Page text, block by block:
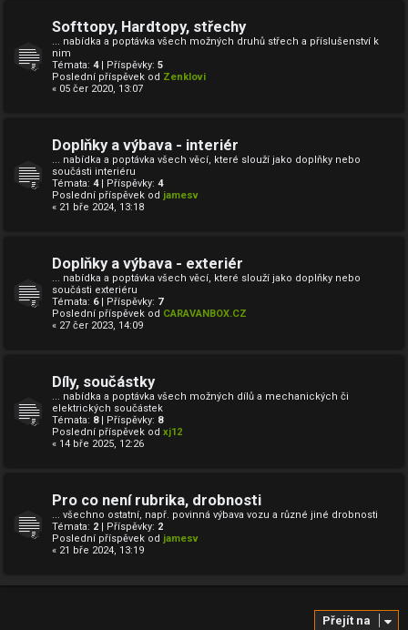
Softtopy, Hardtopy, střechy
... nabídka a poptávka všech možných druhů střech a příslušenství k
nim
Témata: 4| Příspěvky: 5
Poslední příspěvek od Zenklovi
« 05 čer 2020, 13:07
Doplňky a výbava - interiér
... nabídka a poptávka všech věcí, které slouží jako doplňky nebo
součásti interiéru
Témata: 4| Příspěvky: 4
Poslední příspěvek od jamesv
« 21 bře 2024, 13:18
Doplňky a výbava - exteriér
... nabídka a poptávka všech věcí, které slouží jako doplňky nebo
součásti exteriéru
Témata: 6| Příspěvky: 7
Poslední příspěvek od CARAVANBOX.CZ
« 27 čer 2023, 14:09
Díly, součástky
... nabídka a poptávka všech možných dílů a mechanických či
elektrických součástek
Témata: 8| Příspěvky: 8
Poslední příspěvek od xj12
« 14 bře 2025, 12:26
Pro co není rubrika, drobnosti
... všechno ostatní, např. povinná výbava vozu a různé jiné drobnosti
Témata: 2 | Příspěvky: 2
Poslední příspěvek od jamesv
« 21 bře 2024, 13:19
Přejít na